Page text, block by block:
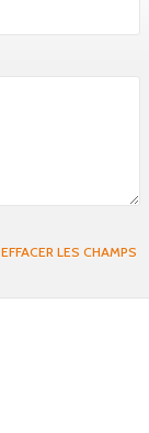
EFFACER LES CHAMPS